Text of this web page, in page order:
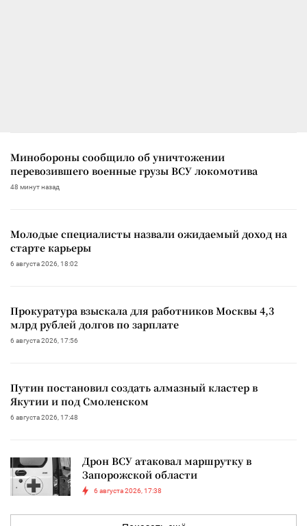
Минобороны сообщило об уничтожении
перевозившего военные грузы ВСУ локомотива
48 минут назад
Молодые специалисты назвали ожидаемый доход на
старте карьеры
6 августа 2026, 18:02
Прокуратура взыскала для работников Москвы 4,3
млрд рублей долгов по зарплате
6 августа 2026, 17:56
Путин постановил создать алмазный кластер в
Якутии и под Смоленском
6 августа 2026, 17:48
Дрон ВСУ атаковал маршрутку в
Запорожской области
6 августа 2026, 17:38